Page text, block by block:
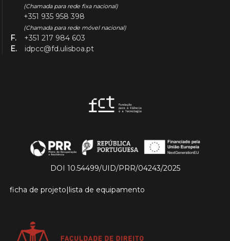
(Chamada para rede fixa nacional)
+351 935 958 398
(Chamada para rede móvel nacional)
F.
+351 217 984 603
E.
idpcc@fd.ulisboa.pt
DOI 10.54499/UID/PRR/04243/2025
ficha de projeto|lista de equipamento